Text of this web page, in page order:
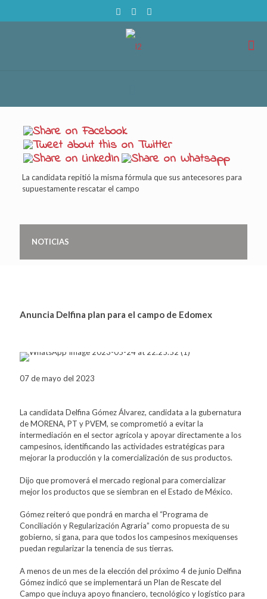
La candidata repitió la misma fórmula que sus antecesores para
supuestamente rescatar el campo
NOTICIAS
Anuncia Delfina plan para el campo de Edomex
07 de mayo del 2023
La candidata Delfina Gómez Álvarez, candidata a la gubernatura
de MORENA, PT y PVEM, se comprometió a evitar la
intermediación en el sector agrícola y apoyar directamente a los
campesinos, identificando las actividades estratégicas para
mejorar la producción y la comercialización de sus productos.
Dijo que promoverá el mercado regional para comercializar
mejor los productos que se siembran en el Estado de México.
Gómez reiteró que pondrá en marcha el “Programa de
Conciliación y Regularización Agraria” como propuesta de su
gobierno, si gana, para que todos los campesinos mexiquenses
puedan regularizar la tenencia de sus tierras.
A menos de un mes de la elección del próximo 4 de junio Delfina
Gómez indicó que se implementará un Plan de Rescate del
Campo que incluya apoyo financiero, tecnológico y logístico para